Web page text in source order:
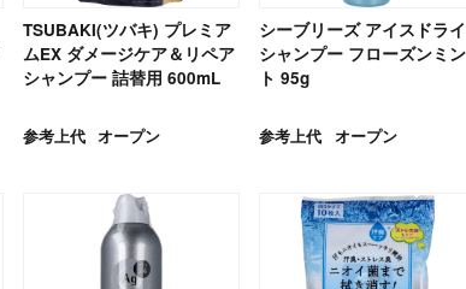
TSUBAKI(ツバキ) プレミア
ムEX ダメージケア＆リペア
シャンプー 詰替用 600mL
参考上代 オープン
シーブリーズ アイスドライ
シャンプー フローズンミン
ト 95g
参考上代 オープン